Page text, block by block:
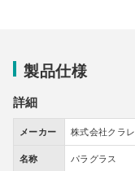
製品仕様
詳細
メーカー 株式会社クラレ
名称 パラグラス